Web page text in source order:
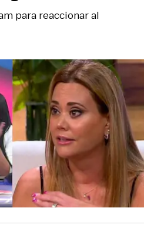
para reaccionar al